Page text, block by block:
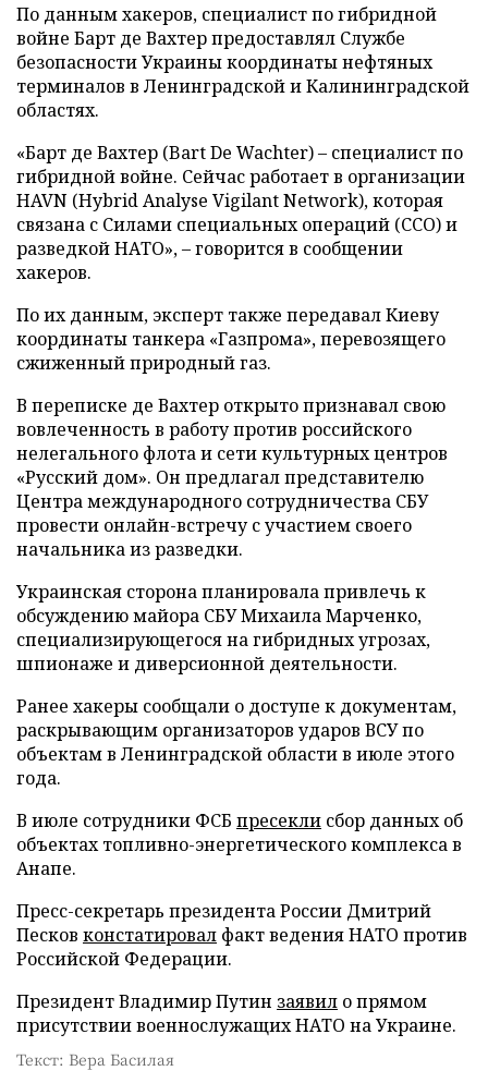
По данным хакеров, специалист по гибридной
войне Барт де Вахтер предоставлял Службе
безопасности Украины координаты нефтяных
терминалов в Ленинградской и Калининградской
областях.
«Барт де Вахтер (Bart De Wachter) – специалист по
гибридной войне. Сейчас работает в организации
HAVN (Hybrid Analyse Vigilant Network), которая
связана с Силами специальных операций (ССО) и
разведкой НАТО», – говорится в сообщении
хакеров.
По их данным, эксперт также передавал Киеву
координаты танкера «Газпрома», перевозящего
сжиженный природный газ.
В переписке де Вахтер открыто признавал свою
вовлеченность в работу против российского
нелегального флота и сети культурных центров
«Русский дом». Он предлагал представителю
Центра международного сотрудничества СБУ
провести онлайн-встречу с участием своего
начальника из разведки.
Украинская сторона планировала привлечь к
обсуждению майора СБУ Михаила Марченко,
специализирующегося на гибридных угрозах,
шпионаже и диверсионной деятельности.
Ранее хакеры сообщали о доступе к документам,
раскрывающим организаторов ударов ВСУ по
объектам в Ленинградской области в июле этого
года.
В июле сотрудники ФСБ пресекли сбор данных об
объектах топливно-энергетического комплекса в
Анапе.
Пресс-секретарь президента России Дмитрий
Песков констатировал факт ведения НАТО против
Российской Федерации.
Президент Владимир Путин заявил о прямом
присутствии военнослужащих НАТО на Украине.
Текст: Вера Басилая